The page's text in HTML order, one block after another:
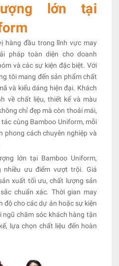
lớn tại
hàng đầu trong lĩnh vực may
pháp toàn diện cho doanh
và các sự kiện đặc biệt. Với
tôi mang đến sản phẩm chất
và kiểu dáng hiện đại. Khách
về chất liệu, thiết kế và màu
chỉ đẹp mà còn thoải mái,
cùng Bamboo Uniform, mỗi
phong cách chuyên nghiệp và
lớn tại Bamboo Uniform,
nhiều ưu điểm vượt trội. Giá
xuất tối ưu, chất lượng sản
chuẩn xác. Thời gian may
độ cho các dự án hoặc sự kiện
chăm sóc khách hàng tận
lựa chọn chất liệu đến hoàn